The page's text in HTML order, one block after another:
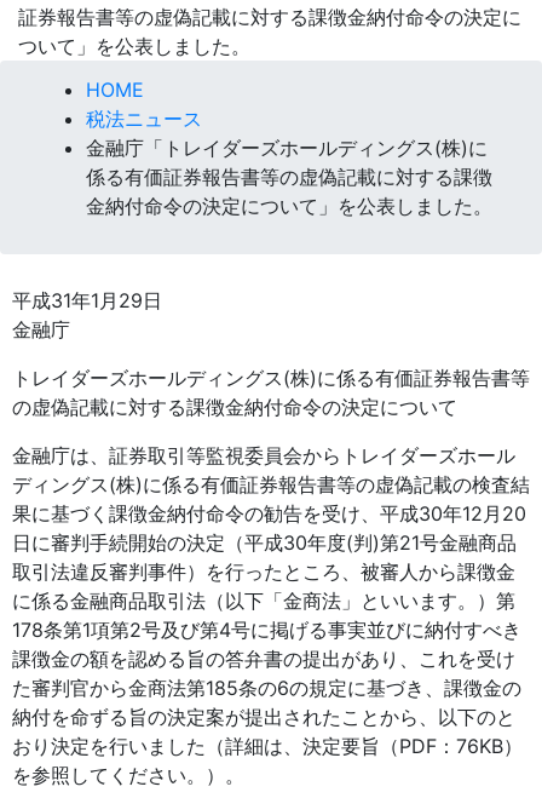
HOME
税法ニュース
金融庁「トレイダーズホールディングス(株)に
係る有価証券報告書等の虚偽記載に対する課徴
金納付命令の決定について」を公表しました。
平成31年1月29日
金融庁
トレイダーズホールディングス(株)に係る有価証券報告書等
の虚偽記載に対する課徴金納付命令の決定について
金融庁は、証券取引等監視委員会からトレイダーズホール
ディングス(株)に係る有価証券報告書等の虚偽記載の検査結
果に基づく課徴金納付命令の勧告を受け、平成30年12月20
日に審判手続開始の決定（平成30年度(判)第21号金融商品
取引法違反審判事件）を行ったところ、被審人から課徴金
に係る金融商品取引法（以下「金商法」といいます。）第
178条第1項第2号及び第4号に掲げる事実並びに納付すべき
課徴金の額を認める旨の答弁書の提出があり、これを受け
た審判官から金商法第185条の6の規定に基づき、課徴金の
納付を命ずる旨の決定案が提出されたことから、以下のと
おり決定を行いました（詳細は、決定要旨（PDF：76KB）
を参照してください。）。